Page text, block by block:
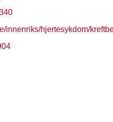
innenriks/hjertesykdom/